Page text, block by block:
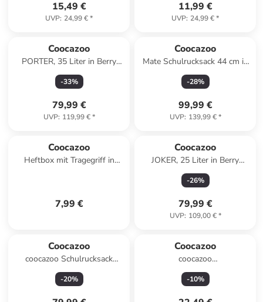
15,49 €
UVP: 24,99 €*
11,99 €
UVP: 24,99 €*
Coocazoo
PORTER, 35 Liter in Berry
Bubbles
-33%
79,99 €
UVP: 119,99 €*
Coocazoo
Mate Schulrucksack 44 cm in
lime stripe
-28%
99,99 €
UVP: 139,99 €*
Coocazoo
Heftbox mit Tragegriff in
7,99 €
Coocazoo
JOKER, 25 Liter in Berry
Bubbles
-26%
79,99 €
UVP: 109,00 €*
Coocazoo
coocazoo Schulrucksack
EVERY, Lavender Sky
-20%
Coocazoo
coocazoo
Schlampermäppchen, Laser
Lights
-10%